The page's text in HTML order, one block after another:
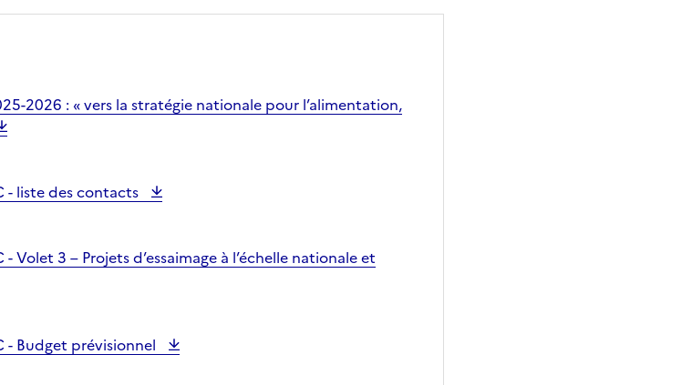
2026 : « vers la stratégie nationale pour l’alimentation,
- liste des contacts
3 – Projets d’essaimage à l’échelle nationale et
Budget prévisionnel